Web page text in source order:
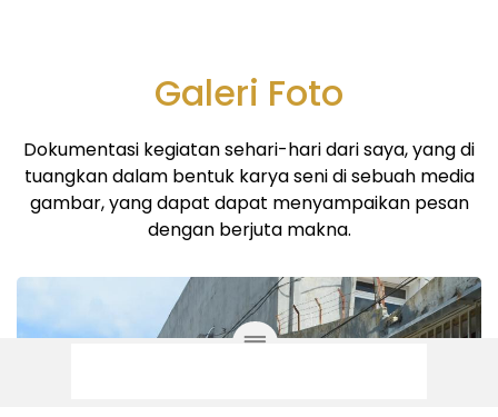
Galeri Foto
Dokumentasi kegiatan sehari-hari dari saya, yang di
tuangkan dalam bentuk karya seni di sebuah media
gambar, yang dapat dapat menyampaikan pesan
dengan berjuta makna.